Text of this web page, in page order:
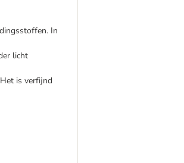
In
licht
is verfijnd